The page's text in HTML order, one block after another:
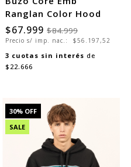
Ranglan Color Hood
$67.999 $84.999
Precio s/ imp. nac.: $56.197,52
3 cuotas sin interés de
$22.666
30% OFF
SALE